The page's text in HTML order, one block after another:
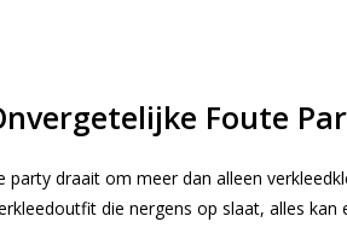
Foute
draait om meer dan alleen
die nergens op slaat, alles